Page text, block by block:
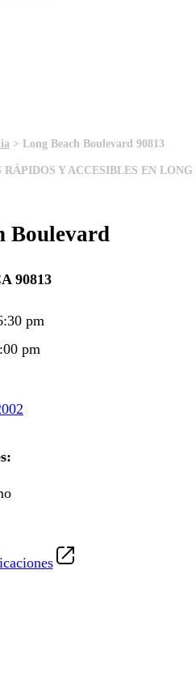
> Long Beach Boulevard 90813
Y ACCESIBLES EN LONG
Boulevard
90813
pm
pm